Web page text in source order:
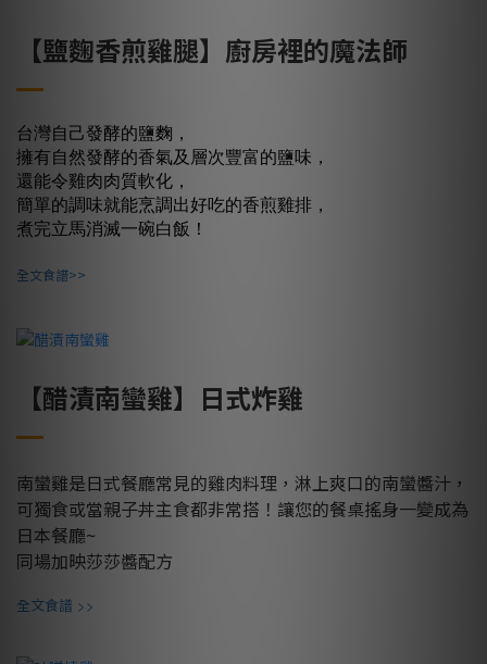
【鹽麴香煎雞腿】廚房裡的魔法師
台灣自己發酵的鹽麴，
擁有自然發酵的香氣及層次豐富的鹽味，
還能令雞肉肉質軟化，
簡單的調味就能烹調出好吃的香煎雞排，
煮完立馬消滅一碗白飯！
全文食譜>>
【醋漬南蠻雞】日式炸雞
南蠻雞是日式餐廳常見的雞肉料理，淋上爽口的南蠻醬汁，
可獨食或當親子丼主食都非常搭！讓您的餐桌搖身一變成為
日本餐廳~
同場加映莎莎醬配方
全文食譜 >>